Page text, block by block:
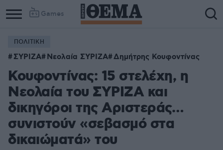
Games
ΠΟΛΙΤΙΚΗ
ΣΥΡΙΖΑ Νεολαία ΣΥΡΙΖΑ Δημήτρης Κουφοντίνας
Κουφοντίνας: 15 στελέχη, η
Νεολαία του ΣΥΡΙΖΑ και
δικηγόροι της Αριστεράς…
συνιστούν «σεβασμό στα
δικαιώματά» του